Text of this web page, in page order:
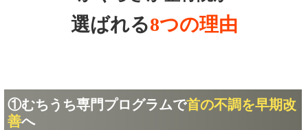
選ばれる8つの理由
①むちうち専門プログラムで首の不調を早期改
善へ